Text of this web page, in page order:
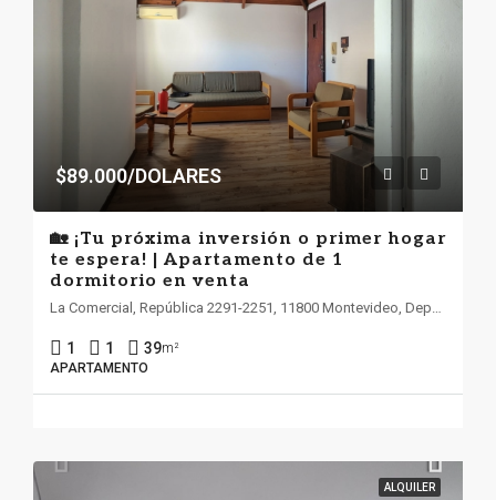
$89.000/DOLARES
🏡 ¡Tu próxima inversión o primer hogar
te espera! | Apartamento de 1
dormitorio en venta
La Comercial, República 2291-2251, 11800 Montevideo, Departamento de Montevideo
1 1 39m²
APARTAMENTO
ALQUILER